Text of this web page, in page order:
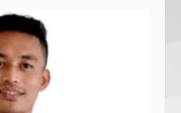
Bersih-Bersih, KKN
dan Warga Sesela Perkuat
Desa dari Risiko